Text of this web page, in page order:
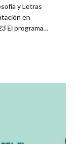
y Letras
en
El programa…